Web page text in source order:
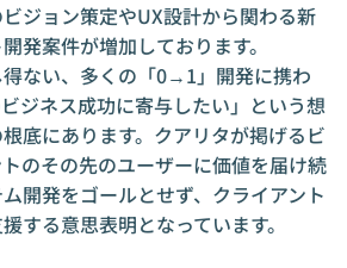
ジョン策定やUX設計から関わる新
発案件が増加しております。
得ない、多くの「0→1」開発に携わ
ジネス成功に寄与したい」という想
底にあります。クアリタが掲げるビ
のその先のユーザーに価値を届け続
開発をゴールとせず、クライアント
する意思表明となっています。